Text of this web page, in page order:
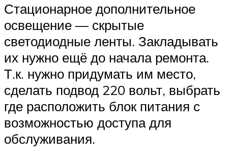
Стационарное дополнительное
освещение — скрытые
светодиодные ленты. Закладывать
их нужно ещё до начала ремонта.
Т.к. нужно придумать им место,
сделать подвод 220 вольт, выбрать
где расположить блок питания с
возможностью доступа для
обслуживания.